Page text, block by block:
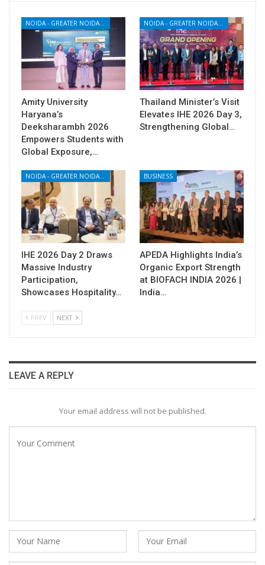
NOIDA - GREATER NOIDA - YAMUNA EXPRESSWAY
Amity University
Haryana’s
Deeksharambh 2026
Empowers Students with
Global Exposure,…
NOIDA - GREATER NOIDA - YAMUNA EXPRESSWAY
Thailand Minister’s Visit
Elevates IHE 2026 Day 3,
Strengthening Global…
NOIDA - GREATER NOIDA - YAMUNA EXPRESSWAY
IHE 2026 Day 2 Draws
Massive Industry
Participation,
Showcases Hospitality…
BUSINESS
APEDA Highlights India’s
Organic Export Strength
at BIOFACH INDIA 2026 |
India…
PREV NEXT
LEAVE A REPLY
Your email address will not be published.